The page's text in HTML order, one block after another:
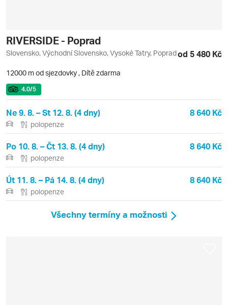
RIVERSIDE - Poprad
Slovensko, Východní Slovensko, Vysoké Tatry, Popradod 5 480 Kč
12000 m od sjezdovky , Dítě zdarma
4.0/5
Ne 9. 8. – St 12. 8. (4 dny) 8 640 Kč
polopenze
Po 10. 8. – Čt 13. 8. (4 dny) 8 640 Kč
polopenze
Út 11. 8. – Pá 14. 8. (4 dny) 8 640 Kč
polopenze
Všechny termíny a možnosti